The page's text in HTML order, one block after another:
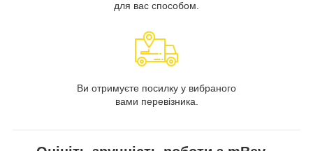
для вас способом.
Ви отримуєте посилку у вибраного
вами перевізника.